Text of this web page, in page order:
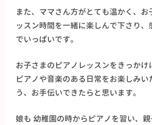
また、ママさん方がとても温かく、お
ッスン時間を一緒に楽しんで下さり、
でいっぱいです。
お子さまのピアノレッスンをきっかけ
ピアノや音楽のある日常をお楽しみい
う、お手伝いできたらと思います。
娘も 幼稚園の時からピアノを習い、